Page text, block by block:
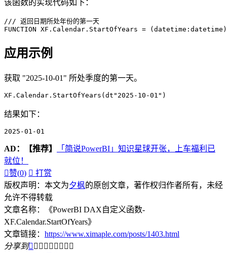
该函数的实现代码如下：
/// 返回日期所处年份的第一天
FUNCTION XF.Calendar.StartOfYears =
应用示例
获取 "2025-10-01" 所处季度的第一天。
XF.Calendar.StartOfYears(dt"2025-10-01")
结果如下：
2025-01-01
AD： 【推荐】
「简说PowerBI」知识星球开张，上车福利已
就位！
赞(0)  打赏
版权声明：本文为夕枫的原创文章，著作权归作者所有，未经
允许不得转载
文章名称：《PowerBI DAX自定义函数-
XF.Calendar.StartOfYears》
文章链接： https://www.ximaple.com/posts/1403.html
分享到        